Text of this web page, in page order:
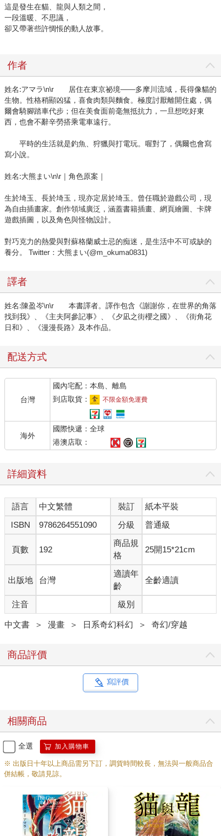
這是發生在貓、龍與人類之間，
一段溫暖、不思議，
卻又帶著些許惆悵的動人故事。
作者
姓名:アマラ\n\r 居住在東京祕境——多摩川流域，長得像貓的
生物。性格稍顯凶猛，喜食肉類與麵食。極度討厭離開住處，偶
爾會騎腳踏車代步；但在美食面前毫無抵抗力，一旦想吃好東
西，也會不辭辛勞搭乘電車遠行。
平時的生活就是釣魚、狩獵與打電玩。喔對了，偶爾也會寫
寫小說。
姓名:大熊まい\n\r｜角色原案｜
生於埼玉、長於埼玉，現亦定居於埼玉。曾任職於遊戲公司，現
為自由插畫家。創作領域廣泛，涵蓋書籍插畫、網頁繪圖、卡牌
遊戲插圖，以及角色與怪物設計。
對巧克力的熱愛與對蘇格蘭威士忌的痴迷，是生活中不可或缺的
養分。 Twitter：大熊まい(@m_okuma0831)
譯者
姓名:陳盈岑\n\r 本書譯者。譯作包含《謝謝你，在世界的角落
找到我》、《主夫阿參記事》、《夕凪之街櫻之國》、《街角花
日和》、《漫漫長路》及本作品。
配送方式
台灣
國內宅配：本島、離島
到店取貨：
不限金額免運費
海外
國際快遞：全球
港澳店取：
詳細資料
語言 中文繁體 裝訂
紙本平裝
ISBN
9786264551090 分級 普通級
頁數 192
商品規
格
25開15*21cm
出版地 台灣
適讀年
齡
全齡適讀
注音 級別
中文書 ＞ 漫畫 ＞ 日系奇幻科幻 ＞ 奇幻/穿越
商品評價
寫評價
相關商品
全選 加入購物車
※ 出版日十年以上商品需另下訂，調貨時間較長，無法與一般商品合
併結帳，敬請見諒。